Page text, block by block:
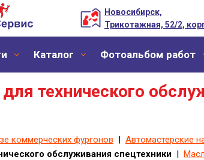
Новосибирск,
Трикотажная, 52/2,
Каталог Фотоальбом работ
технического
коммерческих фургонов | Автомастерские
обслуживания спецтехники |